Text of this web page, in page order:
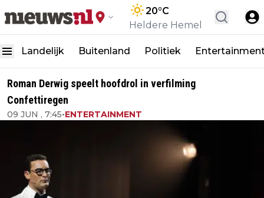
20°C
Heldere Hemel
Landelijk Buitenland Politiek
Roman Derwig speelt hoofdrol in verfilming
Confettiregen
09 JUN , 7:45•ENTERTAINMENT